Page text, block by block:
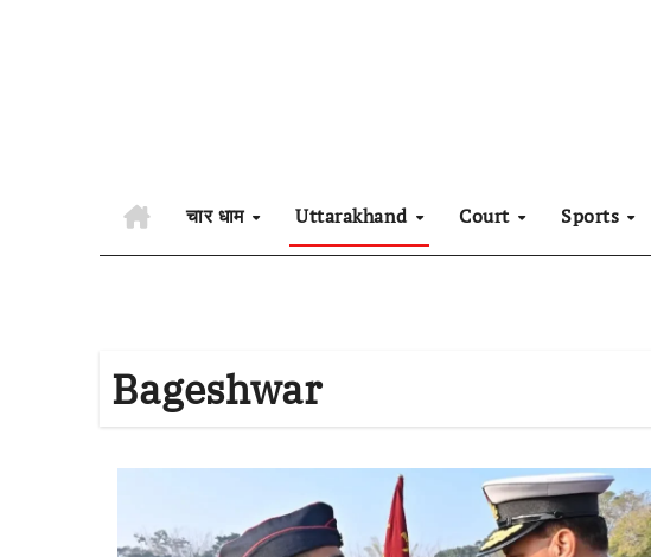
चार धाम
Uttarakhand Court Sports
Bageshwar